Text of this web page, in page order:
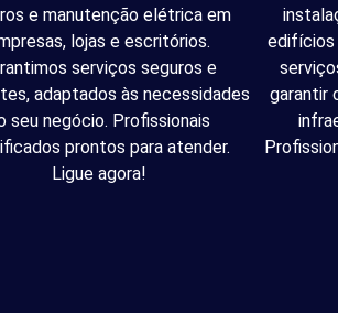
e manutenção elétrica em
lojas e escritórios.
serviços seguros e
adaptados às necessidades
seu negócio. Profissionais
prontos para atender.
Ligue agora!
edifícios
garantir